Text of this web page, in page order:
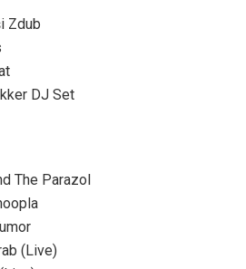
Zdub
DJ Set
The Parazol
(Live)